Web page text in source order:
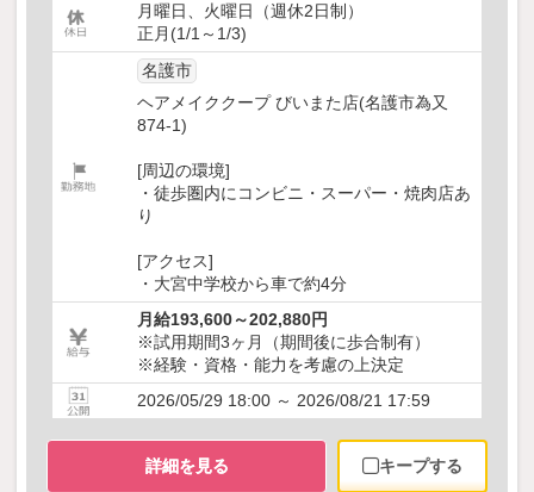
月曜日、火曜日（週休2日制）
正月(1/1～1/3)
名護市
ヘアメイククープ びいまた店(名護市為又
874-1)
[周辺の環境]
・徒歩圏内にコンビニ・スーパー・焼肉店あ
り
[アクセス]
・大宮中学校から車で約4分
月給193,600～202,880円
※試用期間3ヶ月（期間後に歩合制有）
※経験・資格・能力を考慮の上決定
2026/05/29 18:00 ～ 2026/08/21 17:59
詳細を見る キープする